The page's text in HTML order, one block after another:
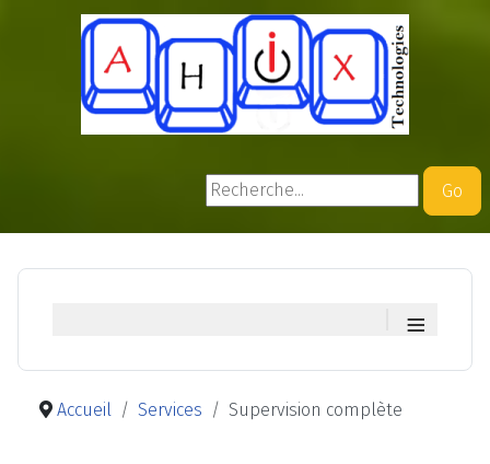
Rechercher
Go
≡
Accueil Services Supervision complète